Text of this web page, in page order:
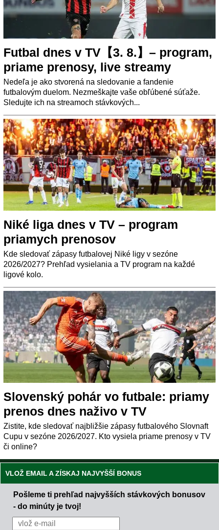
Futbal dnes v TV【3. 8.】– program,
priame prenosy, live streamy
Nedeľa je ako stvorená na sledovanie a fandenie
futbalovým duelom. Nezmeškajte vaše obľúbené súťaže.
Sledujte ich na streamoch stávkových...
Niké liga dnes v TV – program
priamych prenosov
Kde sledovať zápasy futbalovej Niké ligy v sezóne
2026/2027? Prehľad vysielania a TV program na každé
ligové kolo.
Slovenský pohár vo futbale: priamy
prenos dnes naživo v TV
Zistite, kde sledovať najbližšie zápasy futbalového Slovnaft
Cupu v sezóne 2026/2027. Kto vysiela priame prenosy v TV
či online?
VLOŽ EMAIL A ZÍSKAJ NAJVYŠŠÍ BONUS
Pošleme ti prehľad najvyšších stávkových bonusov
- do minúty je tvoj!